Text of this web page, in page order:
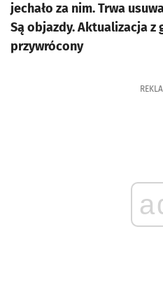
jechało za nim. Trwa
Są objazdy. Aktualizacja z
przywrócony